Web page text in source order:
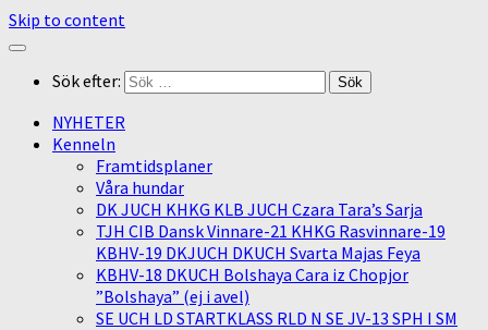
Skip to content
Sök efter:
NYHETER
Kenneln
Framtidsplaner
Våra hundar
DK JUCH KHKG KLB JUCH Czara Tara’s Sarja
TJH CIB Dansk Vinnare-21 KHKG Rasvinnare-19
KBHV-19 DKJUCH DKUCH Svarta Majas Feya
KBHV-18 DKUCH Bolshaya Cara iz Chopjor
”Bolshaya” (ej i avel)
SE UCH LD STARTKLASS RLD N SE JV-13 SPH I SM